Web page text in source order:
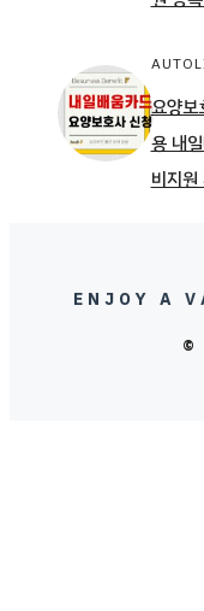
요양보
용 내
비지원
ENJOY A
©